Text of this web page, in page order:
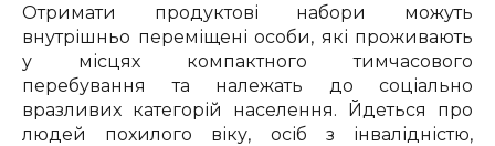
Отримати продуктові набори можуть
внутрішньо переміщені особи, які проживають
у місцях компактного тимчасового
перебування та належать до соціально
вразливих категорій населення. Йдеться про
людей похилого віку, осіб з інвалідністю,